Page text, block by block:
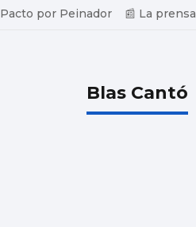
Pacto por Peinador 📰 La prensa
Blas Cantó